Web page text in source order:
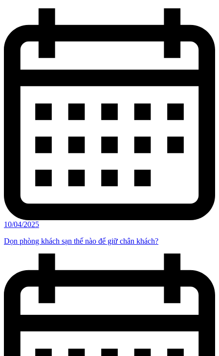
10/04/2025
Dọn phòng khách sạn thế nào để giữ chân khách?